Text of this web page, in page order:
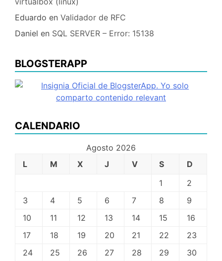
Eduardo en Validador de RFC
Daniel en SQL SERVER – Error: 15138
BLOGSTERAPP
CALENDARIO
Agosto 2026
L
M X J V S D
1
2
3
4 5 6 7 8
9
10
11 12 13 14 15
16
17
18 19 20 21 22
23
24
25 26 27 28 29
30